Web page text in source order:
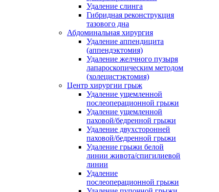
Удаление слинга
Гибридная реконструкция
тазового дна
Абдоминальная хирургия
Удаление аппендицита
(аппендэктомия)
Удаление желчного пузыря
лапароскопическим методом
(холецистэктомия)
Центр хирургии грыж
Удаление ущемленной
послеоперационной грыжи
Удаление ущемленной
паховой/бедренной грыжи
Удаление двухсторонней
паховой/бедренной грыжи
Удаление грыжи белой
линии живота/спигилиевой
линии
Удаление
послеоперационной грыжи